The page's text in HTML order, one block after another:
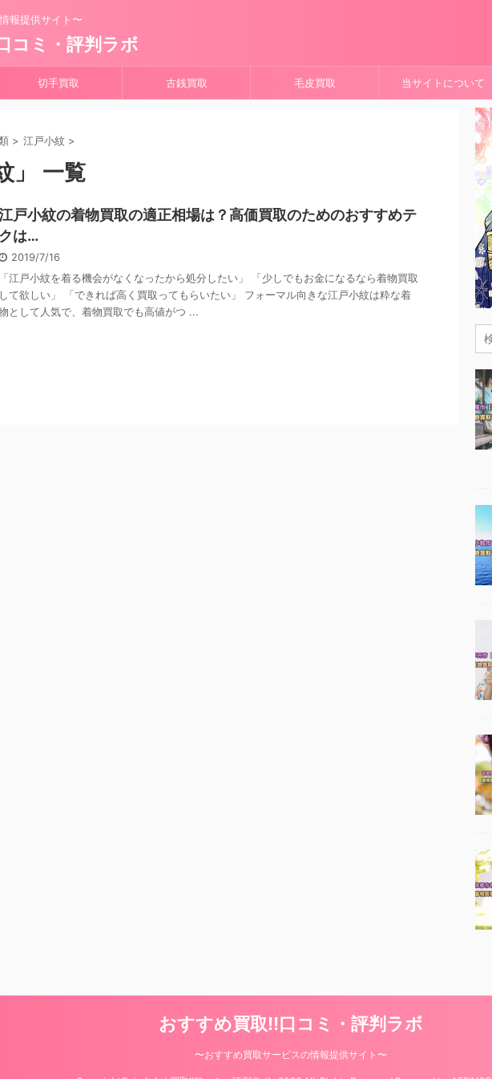
報提供サイト〜
コミ・評判ラボ
切手買取 古銭買取 毛皮買取 当サイトについて
> 江戸小紋 >
」 一覧
戸小紋の着物買取の適正相場は？高価買取のためのおすすめテ
クは…
2019/7/16
「江戸小紋を着る機会がなくなったから処分したい」 「少しでもお金になるなら着物買取
して欲しい」 「できれば高く買取ってもらいたい」 フォーマル向きな江戸小紋は粋な着
として人気で、着物買取でも高値がつ ...
おすすめ買取!!口コミ・評判ラボ
〜おすすめ買取サービスの情報提供サイト〜